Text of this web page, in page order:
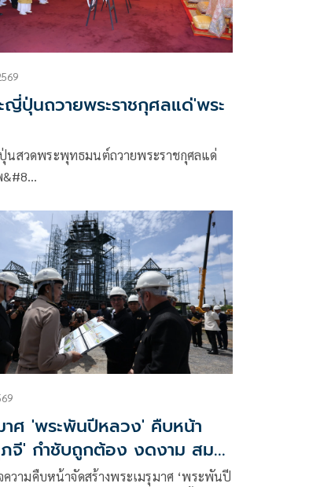
ปุ่นถวายพระราชกุศลแด่'พระ
สวดพระพุทธมนต์ถวายพระราชกุศลแด่
&#8…
าศ 'พระพันปีหลวง' คืบหน้า
จี' กำชับถูกต้อง งดงาม สม
ติ
ความคืบหน้าจัดสร้างพระเมรุมาศ ‘พระพันปี